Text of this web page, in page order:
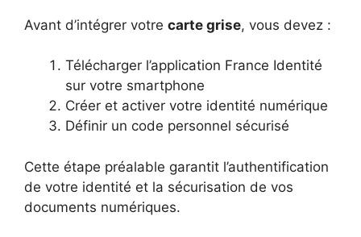
Avant d’intégrer votre carte grise, vous devez :
Télécharger l’application France Identité
sur votre smartphone
Créer et activer votre identité numérique
Définir un code personnel sécurisé
Cette étape préalable garantit l’authentification
de votre identité et la sécurisation de vos
documents numériques.